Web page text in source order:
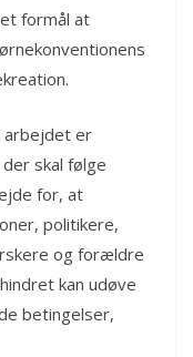
formål at
arbejdet er
skal følge
for, at
politikere,
og forældre
kan udøve
betingelser,